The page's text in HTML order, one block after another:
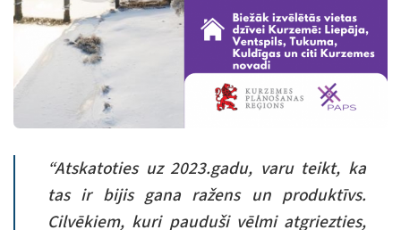
“Atskatoties uz 2023.gadu, varu teikt, ka
tas ir bijis gana ražens un produktīvs.
Cilvēkiem, kuri pauduši vēlmi atgriezties,